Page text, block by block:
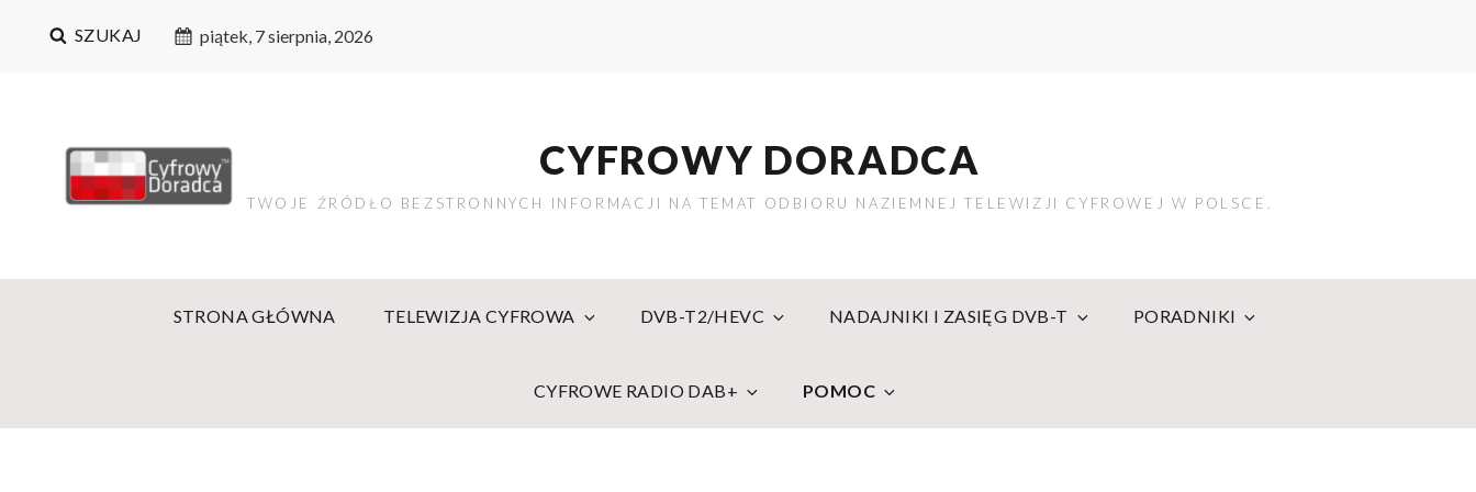
SZUKAJ piątek, 7 sierpnia, 2026
CYFROWY DORADCA
TWOJE ŹRÓDŁO BEZSTRONNYCH INFORMACJI NA TEMAT ODBIORU NAZIEMNEJ TELEWIZJI CYFROWEJ W POLSCE.
STRONA GŁÓWNA TELEWIZJA CYFROWA DVB-T2/HEVC NADAJNIKI I ZASIĘG DVB-T PORADNIKI
CYFROWE RADIO DAB+ POMOC